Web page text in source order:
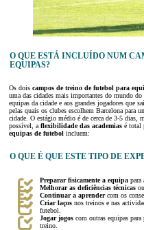
O QUE ESTÁ INCLUÍDO NUM
EQUIPAS?
Os dois campos de treino de futebol para
uma das cidades mais importantes do mundo
equipas da cidade e aos grandes jogadores que
pelas quais os clubes escolhem Barcelona para
cidade. O estágio médio é de cerca de 3-5 dias,
possível, aflexibilidade das academias é total
equipas de futebol incluem:
O QUE É QUE ESTE TIPO DE
Preparar fisicamente a equipa para
Melhorar as deficiências técnicas
Continuar a aprendercom os
Criar laços nos treinos e nas
futebol.
Jogar jogos com outras equipas
treino.